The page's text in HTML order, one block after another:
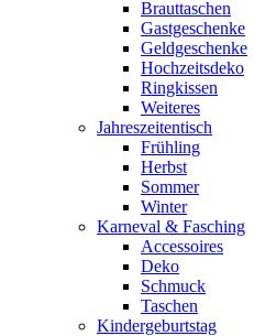
Brauttaschen
Gastgeschenke
Geldgeschenke
Hochzeitsdeko
Ringkissen
Weiteres
Jahreszeitentisch
Frühling
Herbst
Sommer
Winter
Karneval & Fasching
Accessoires
Deko
Schmuck
Taschen
Kindergeburtstag